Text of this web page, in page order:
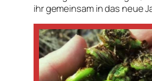
ihr gemeinsam in das neue